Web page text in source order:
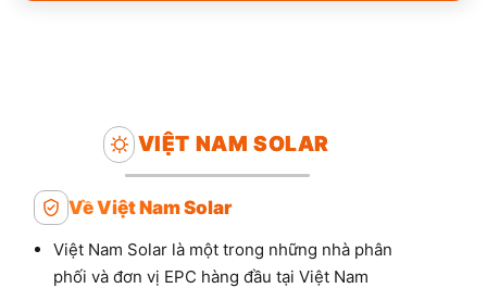
VIỆT NAM SOLAR
Về Việt Nam Solar
Việt Nam Solar là một trong những nhà phân
phối và đơn vị EPC hàng đầu tại Việt Nam